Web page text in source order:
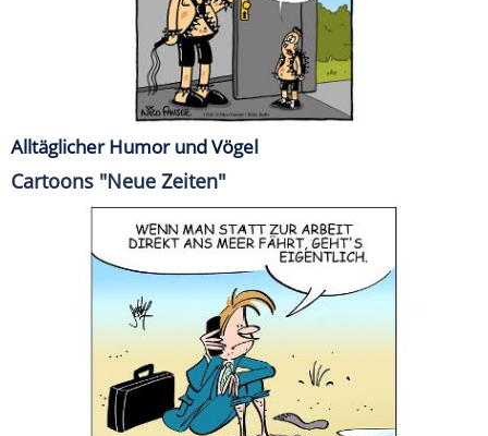
Alltäglicher Humor und Vögel
Cartoons "Neue Zeiten"